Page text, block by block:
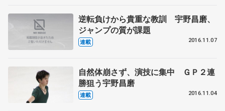
逆転負けから貴重な教訓 宇野昌磨、
ジャンプの質が課題
連載 2016.11.07
自然体崩さず、演技に集中 ＧＰ２連
勝狙う宇野昌磨
連載 2016.11.04